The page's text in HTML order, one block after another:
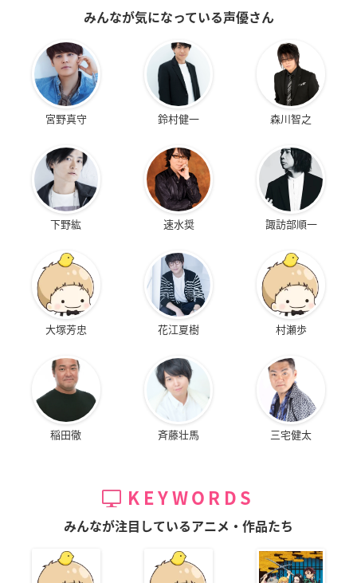
みんなが気になっている声優さん
宮野真守 鈴村健一 森川智之
下野紘 速水奨 諏訪部順一
大塚芳忠 花江夏樹 村瀬歩
稲田徹 斉藤壮馬 三宅健太
KEYWORDS
みんなが注目しているアニメ・作品たち